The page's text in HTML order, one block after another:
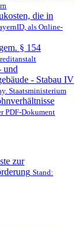
die in
als Online-
§ 154
und
- Stabau IV
Staatsministerium
PDF-Dokument
zur
Stand: